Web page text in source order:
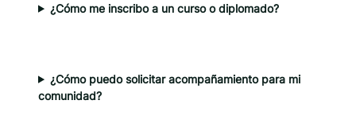
¿Cómo me inscribo a un curso o diplomado?
¿Cómo puedo solicitar acompañamiento para mi
comunidad?